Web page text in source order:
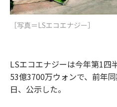
［写真＝LSエコエナジー］
LSエコエナジーは今年第1四
53億3700万ウォンで、前年
日、公示した。